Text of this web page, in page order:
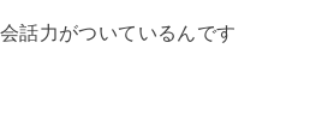
話力がついているんです